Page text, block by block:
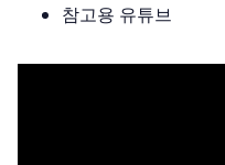
참고용 유튜브